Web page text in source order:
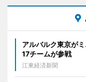
アルバルク東京が
17チームが参戦
江東経済新聞